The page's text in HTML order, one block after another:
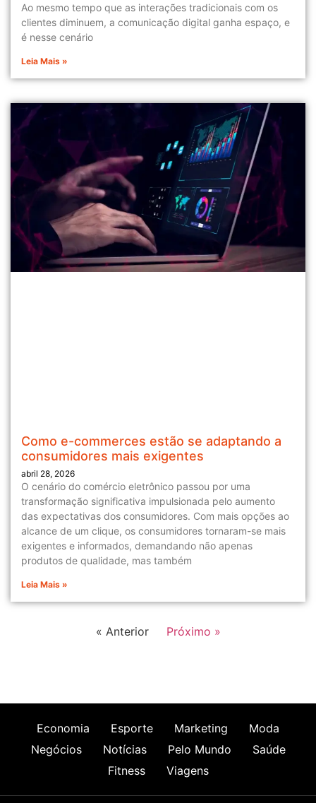
Ao mesmo tempo que as interações tradicionais com os
clientes diminuem, a comunicação digital ganha espaço, e
é nesse cenário
Leia Mais »
Como e-commerces estão se adaptando a
consumidores mais exigentes
abril 28, 2026
O cenário do comércio eletrônico passou por uma
transformação significativa impulsionada pelo aumento
das expectativas dos consumidores. Com mais opções ao
alcance de um clique, os consumidores tornaram-se mais
exigentes e informados, demandando não apenas
produtos de qualidade, mas também
Leia Mais »
« Anterior Próximo »
Economia Esporte Marketing
Moda
Negócios
Notícias Pelo Mundo
Saúde
Fitness
Viagens